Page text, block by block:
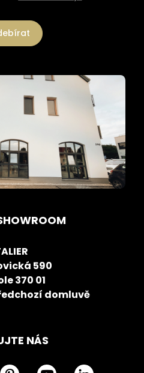
590
370 01
domluvě
NÁS